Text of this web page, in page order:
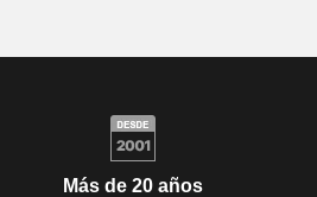
Más de 20 años